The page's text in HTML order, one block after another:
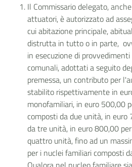
Il Commissario delegato,
attuatori, è autorizzato ad
cui abitazione principale,
distrutta in tutto o in parte,
in esecuzione di
comunali, adottati a seguito
premessa, un contributo per
stabilito rispettivamente in
monofamiliari, in euro 500,00
composti da due unità, in
da tre unità, in euro 800,00
quattro unità, fino ad un
per i nuclei familiari composti